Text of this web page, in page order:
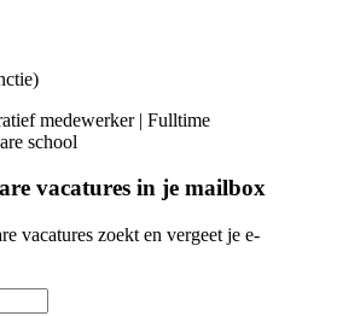
medewerker | Fulltime
school
vacatures in je mailbox
vacatures zoekt en vergeet je e-